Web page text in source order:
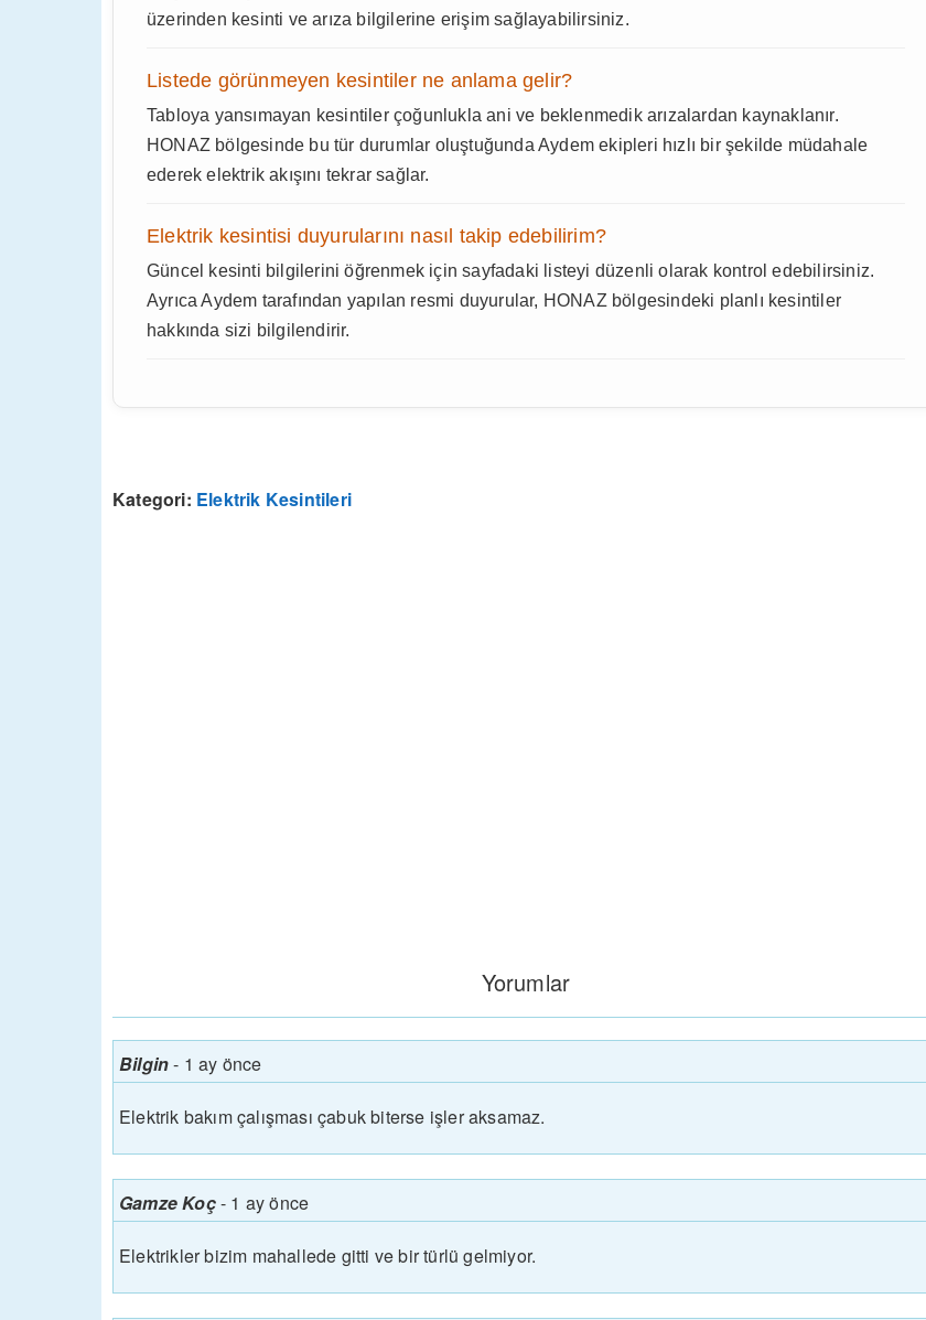
üzerinden kesinti ve arıza bilgilerine erişim sağlayabilirsiniz.
Listede görünmeyen kesintiler ne anlama gelir?
Tabloya yansımayan kesintiler çoğunlukla ani ve beklenmedik arızalardan kaynaklanır.
HONAZ bölgesinde bu tür durumlar oluştuğunda Aydem ekipleri hızlı bir şekilde müdahale
ederek elektrik akışını tekrar sağlar.
Elektrik kesintisi duyurularını nasıl takip edebilirim?
Güncel kesinti bilgilerini öğrenmek için sayfadaki listeyi düzenli olarak kontrol edebilirsiniz.
Ayrıca Aydem tarafından yapılan resmi duyurular, HONAZ bölgesindeki planlı kesintiler
hakkında sizi bilgilendirir.
Kategori: Elektrik Kesintileri
Yorumlar
Bilgin- 1 ay önce
Elektrik bakım çalışması çabuk biterse işler aksamaz.
Gamze Koç- 1 ay önce
Elektrikler bizim mahallede gitti ve bir türlü gelmiyor.